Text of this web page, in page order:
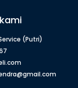
(Putri)